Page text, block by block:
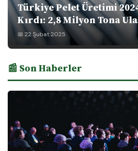
Türkiye Pelet Üretimi
Kırdı: 2,8 Milyon Tona
📅 22 Şubat 2025
📰 Son Haberler